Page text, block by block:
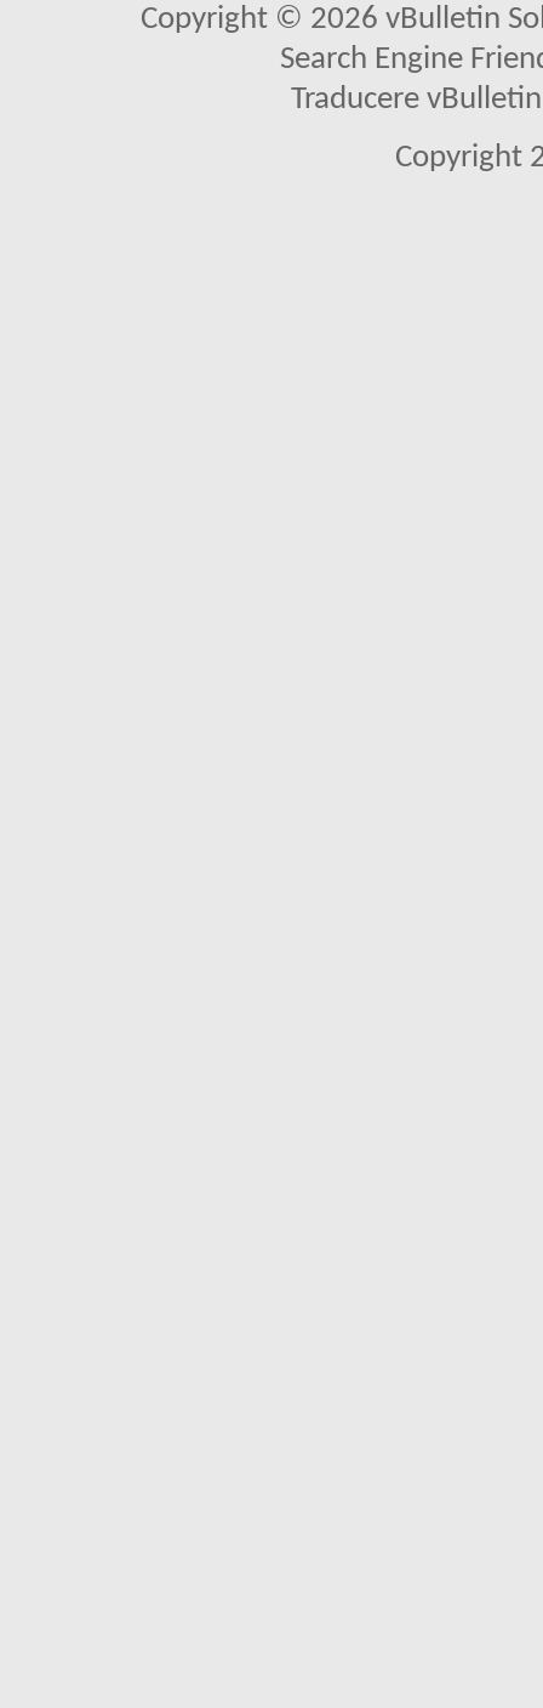
Copyright © 2026 vBulletin
Search Engine
Traducere
Copyright